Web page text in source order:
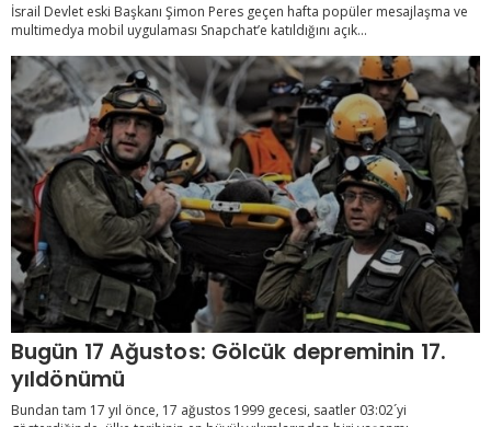
İsrail Devlet eski Başkanı Şimon Peres geçen hafta popüler mesajlaşma ve
multimedya mobil uygulaması Snapchat’e katıldığını açık...
Bugün 17 Ağustos: Gölcük depreminin 17.
yıldönümü
Bundan tam 17 yıl önce, 17 ağustos 1999 gecesi, saatler 03:02´yi